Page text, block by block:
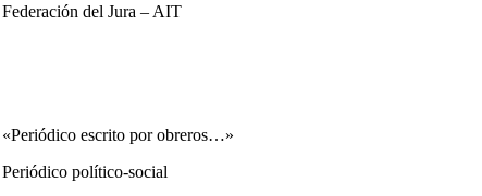
Federación del Jura – AIT
«Periódico escrito por obreros…»
Periódico político-social